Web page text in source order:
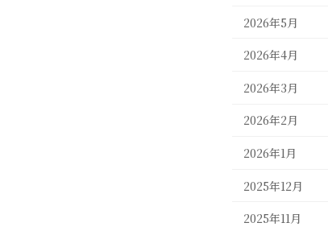
2026年5月
2026年4月
2026年3月
2026年2月
2026年1月
2025年12月
2025年11月